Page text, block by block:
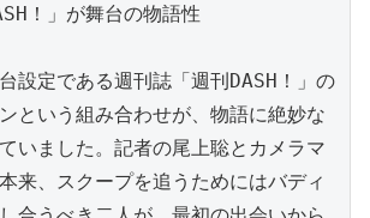
！」が舞台の物語性
設定である週刊誌「週刊DASH！」の
という組み合わせが、物語に絶妙な
いました。記者の尾上聡とカメラマ
来、スクープを追うためにはバディ